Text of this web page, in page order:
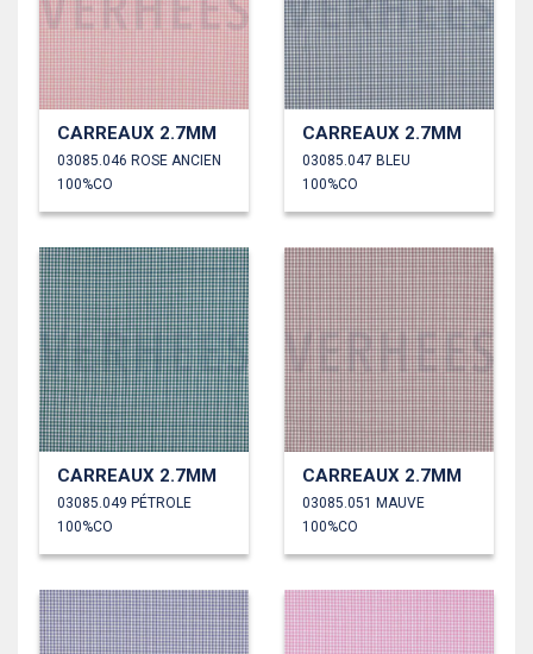
CARREAUX 2.7MM
03085.046 ROSE ANCIEN
100%CO
CARREAUX 2.7MM
03085.047 BLEU
100%CO
CARREAUX 2.7MM
03085.049 PÉTROLE
100%CO
CARREAUX 2.7MM
03085.051 MAUVE
100%CO